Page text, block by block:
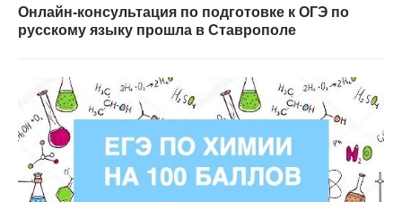
Онлайн-консультация по подготовке к ОГЭ по
русскому языку прошла в Ставрополе